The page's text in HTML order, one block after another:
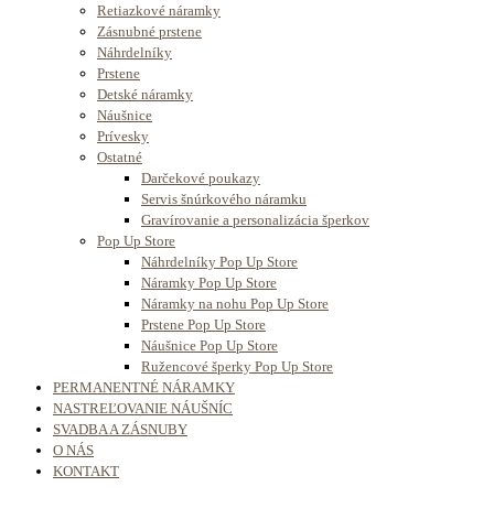
Retiazkové náramky
Zásnubné prstene
Náhrdelníky
Prstene
Detské náramky
Náušnice
Prívesky
Ostatné
Darčekové poukazy
Servis šnúrkového náramku
Gravírovanie a personalizácia šperkov
Pop Up Store
Náhrdelníky Pop Up Store
Náramky Pop Up Store
Náramky na nohu Pop Up Store
Prstene Pop Up Store
Náušnice Pop Up Store
Ružencové šperky Pop Up Store
PERMANENTNÉ NÁRAMKY
NASTREĽOVANIE NÁUŠNÍC
SVADBA A ZÁSNUBY
O NÁS
KONTAKT